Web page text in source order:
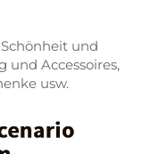
und
und Accessoires,
usw.